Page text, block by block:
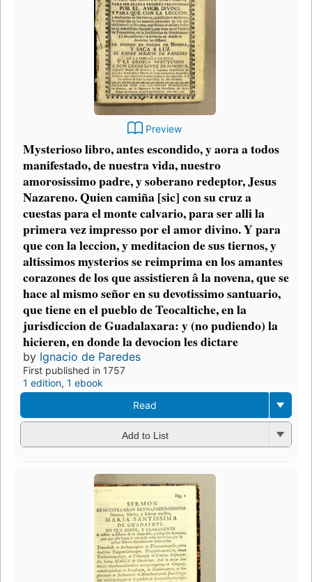
Preview
Mysterioso libro, antes escondido, y aora a todos
manifestado, de nuestra vida, nuestro
amorosissimo padre, y soberano redeptor, Jesus
Nazareno. Quien camiña [sic] con su cruz a
cuestas para el monte calvario, para ser alli la
primera vez impresso por el amor divino. Y para
que con la leccion, y meditacion de sus tiernos, y
altissimos mysterios se reimprima en los amantes
corazones de los que assistieren â la novena, que se
hace al mismo señor en su devotissimo santuario,
que tiene en el pueblo de Teocaltiche, en la
jurisdiccion de Guadalaxara: y (no pudiendo) la
hicieren, en donde la devocion les dictare
by Ignacio de Paredes
First published in 1757
1 edition, 1 ebook
Read
Add to List